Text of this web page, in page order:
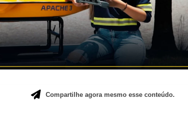
Compartilhe agora mesmo esse conteúdo.